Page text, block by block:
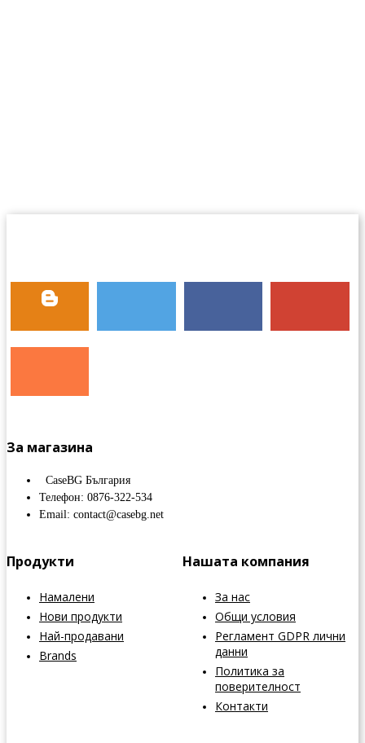
За магазина
CaseBG България
Телефон: 0876-322-534
Email: contact@casebg.net
Продукти
Намалени
Нови продукти
Най-продавани
Brands
Нашата компания
За нас
Общи условия
Регламент GDPR лични
данни
Политика за
поверителност
Контакти